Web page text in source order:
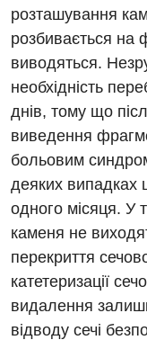
Вакансії
Заходи БПР
Інтернатура
Енциклопедія
Діагностика
Ангіографічні
Діагностичне
Ендоскопічне
Комп’ютерна
Відділ госпіталізації
Відділення
Відділення
Відділення
розташування
розбивається на
виводяться.
необхідність
днів, тому що
виведення
больовим
деяких випадках
одного місяця. У
каменя не
перекриття
катетеризації
видалення
відводу сечі